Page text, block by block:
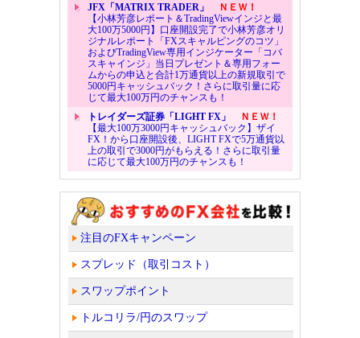
JFX「MATRIX TRADER」
ＮＥＷ！
【小林芳彦レポート＆TradingViewインジと最
大100万5000円】口座開設完了で小林芳彦オリ
ジナルレポート「FXスキャルピングのコツ」
およびTradingView専用インジケーター「コバ
スキャインジ」当日プレゼント＆専用フォー
ムからの申込と合計1万通貨以上の新規取引で
5000円キャッシュバック！さらに取引量に応
じて最大100万円のチャンスも！
トレイダーズ証券「LIGHT FX」
ＮＥＷ！
【最大100万3000円キャッシュバック】ザイ
FX！から口座開設後、LIGHT FXで5万通貨以
上の取引で3000円がもらえる！さらに取引量
に応じて最大100万円のチャンスも！
注目のFXキャンペーン
スプレッド（取引コスト）
スワップポイント
トルコリラ/円のスワップ